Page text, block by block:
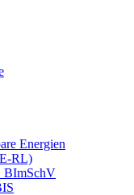
Energien
RL)
BImSchV